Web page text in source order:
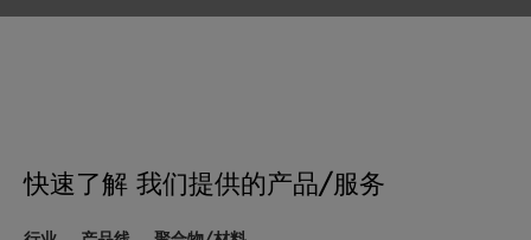
快速了解 我们提供的产品/服务